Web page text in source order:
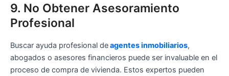
9. No Obtener Asesoramiento
Profesional
Buscar ayuda profesional deagentes inmobiliarios,
abogados o asesores financieros puede ser invaluable en el
proceso de compra de vivienda. Estos expertos pueden